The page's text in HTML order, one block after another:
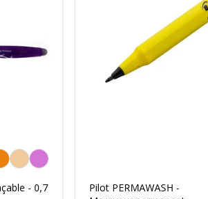
- 0,7
Pilot PERMAWASH -